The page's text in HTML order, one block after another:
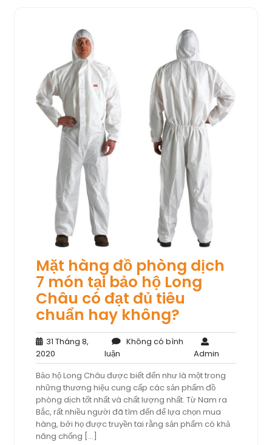
Mặt hàng đồ phòng dịch
7 món tại bảo hộ Long
Châu có đạt đủ tiêu
chuẩn hay không?
31 Tháng 8,
2020
Tháng
8,
2020
Không có bình
luậnKhông
có
bình
luận
AdminAdmin
Bảo hộ Long Châu được biết đến như là một trong
những thương hiệu cung cấp các sản phẩm đồ
phòng dịch tốt nhất và chất lượng nhất. Từ Nam ra
Bắc, rất nhiều người đã tìm đến để lựa chọn mua
hàng, bởi họ được truyền tai rằng sản phẩm có khả
năng chống […]